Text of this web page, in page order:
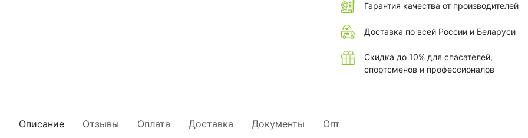
Гарантия качества от производителей
Доставка по всей России и Беларуси
Скидка до 10% для спасателей,
спортсменов и профессионалов
Описание Отзывы Оплата Доставка Документы Опт